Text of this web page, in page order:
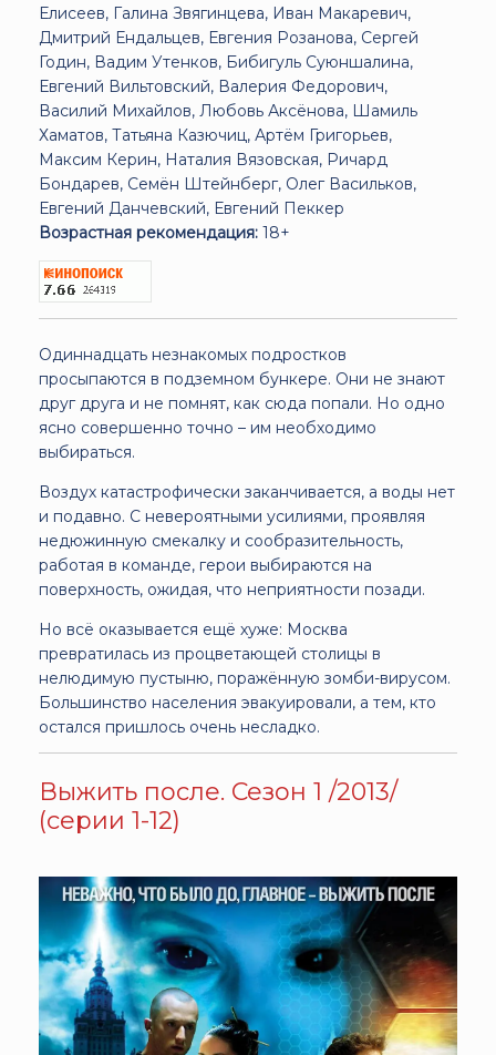
Елисеев, Галина Звягинцева, Иван Макаревич,
Дмитрий Ендальцев, Евгения Розанова, Сергей
Годин, Вадим Утенков, Бибигуль Суюншалина,
Евгений Вильтовский, Валерия Федорович,
Василий Михайлов, Любовь Аксёнова, Шамиль
Хаматов, Татьяна Казючиц, Артём Григорьев,
Максим Керин, Наталия Вязовская, Ричард
Бондарев, Семён Штейнберг, Олег Васильков,
Евгений Данчевский, Евгений Пеккер
Возрастная рекомендация: 18+
Одиннадцать незнакомых подростков
просыпаются в подземном бункере. Они не знают
друг друга и не помнят, как сюда попали. Но одно
ясно совершенно точно – им необходимо
выбираться.
Воздух катастрофически заканчивается, а воды нет
и подавно. С невероятными усилиями, проявляя
недюжинную смекалку и сообразительность,
работая в команде, герои выбираются на
поверхность, ожидая, что неприятности позади.
Но всё оказывается ещё хуже: Москва
превратилась из процветающей столицы в
нелюдимую пустыню, поражённую зомби-вирусом.
Большинство населения эвакуировали, а тем, кто
остался пришлось очень несладко.
Выжить после. Сезон 1 /2013/
(серии 1-12)